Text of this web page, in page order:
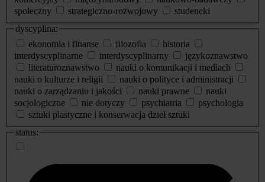
społeczny
strategiczno-rozwojowy
studencki
dyscyplina:
ekonomia i finanse
filozofia
historia
interdyscyplinarne
interdyscyplinarny
językoznawstwo
literaturoznawstwo
nauki o komunikacji i mediach
nauki o kulturze i religii
nauki o polityce i administracji
nauki o zarządzaniu i jakości
nauki prawne
nauki
socjologiczne
nie dotyczy psychiatria
psychologia
sztuki plastyczne i konserwacja dzieł sztuki
status: